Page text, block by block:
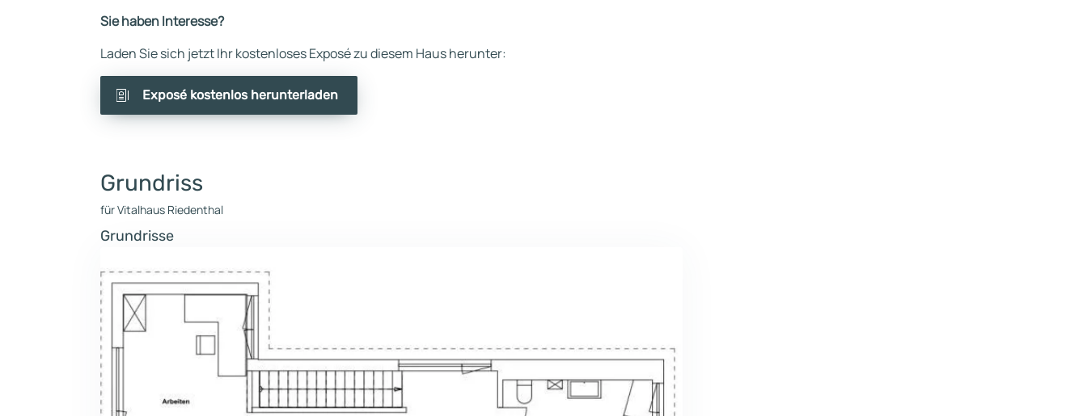
Sie haben Interesse?
Laden Sie sich jetzt Ihr kostenloses Exposé zu diesem Haus herunter:
Exposé kostenlos herunterladen
Grundriss
für Vitalhaus Riedenthal
Grundrisse